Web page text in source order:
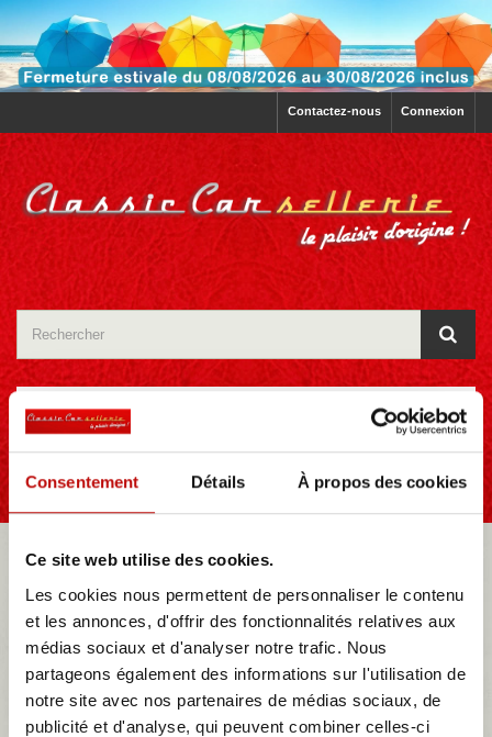
Consentement Détails À propos des cookies
Ce site web utilise des cookies.
Les cookies nous permettent de personnaliser le contenu
et les annonces, d'offrir des fonctionnalités relatives aux
médias sociaux et d'analyser notre trafic. Nous
partageons également des informations sur l'utilisation de
notre site avec nos partenaires de médias sociaux, de
publicité et d'analyse, qui peuvent combiner celles-ci
Connexion
Contactez-nous
CATÉGORIES
SELLERIE AUTOS TRIUMPH
NOTRE MAGASIN
MES DEVIS